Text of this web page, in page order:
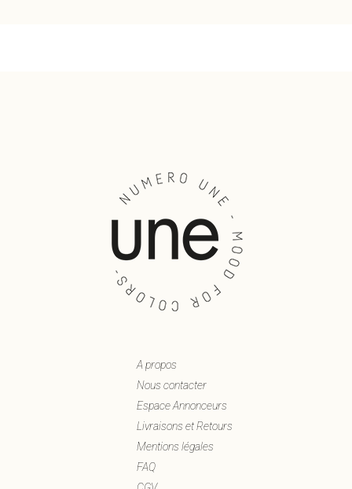
A propos
Nous contacter
Espace Annonceurs
Livraisons et Retours
Mentions légales
FAQ